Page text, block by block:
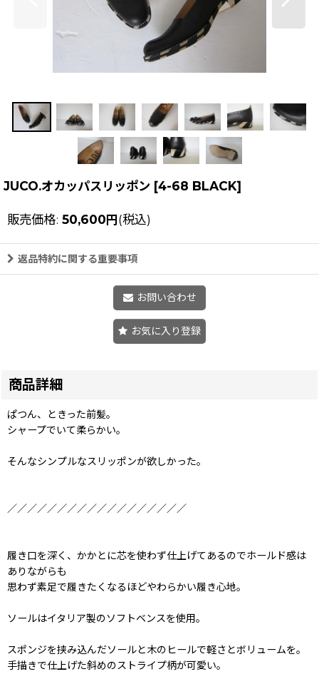
JUCO.オカッパスリッポン [4-68 BLACK]
販売価格: 50,600円(税込)
返品特約に関する重要事項
お問い合わせ
お気に入り登録
商品詳細
ぱつん、ときった前髪。
シャープでいて柔らかい。
そんなシンプルなスリッポンが欲しかった。
／／／／／／／／／／／／／／／／／／
履き口を深く、かかとに芯を使わず仕上げてあるのでホールド感は
ありながらも
思わず素足で履きたくなるほどやわらかい履き心地。
ソールはイタリア製のソフトベンスを使用。
スポンジを挟み込んだソールと木のヒールで軽さとボリュームを。
手描きで仕上げた斜めのストライプ柄が可愛い。